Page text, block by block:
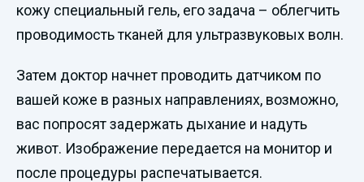
кожу специальный гель, его задача – облегчить
проводимость тканей для ультразвуковых волн.
Затем доктор начнет проводить датчиком по
вашей коже в разных направлениях, возможно,
вас попросят задержать дыхание и надуть
живот. Изображение передается на монитор и
после процедуры распечатывается.